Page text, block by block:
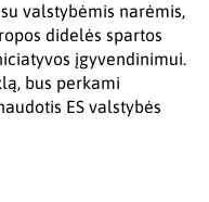
valstybėmis narėmis,
didelės spartos
įgyvendinimui.
bus perkami
ES valstybės